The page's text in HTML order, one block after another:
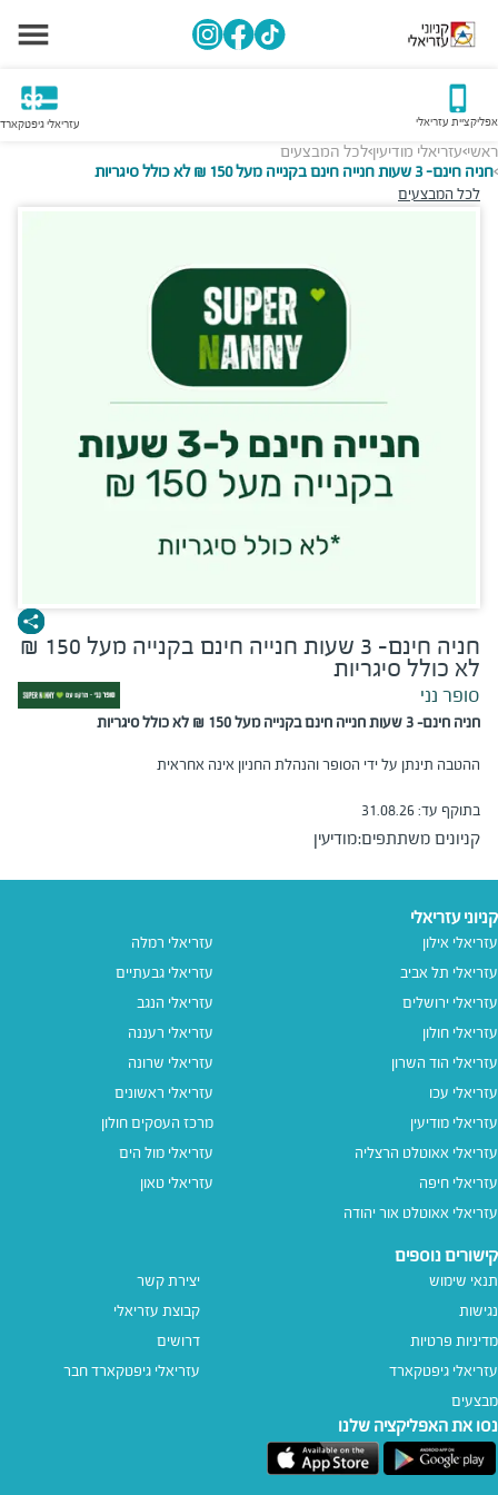
אפליקציית עזריאלי עזריאלי גיפטקארד
ראשי>עזריאלי מודיעין>לכל המבצעים
>חניה חינם- 3 שעות חנייה חינם בקנייה מעל 150 ₪ לא כולל סיגריות
לכל המבצעים
חניה חינם- 3 שעות חנייה חינם בקנייה מעל 150 ₪
לא כולל סיגריות
סופר נני
חניה חינם- 3 שעות חנייה חינם בקנייה מעל 150 ₪ לא כולל סיגריות
ההטבה תינתן על ידי הסופר והנהלת החניון אינה אחראית
בתוקף עד:31.08.26
קניונים משתתפים:מודיעין
קניוני עזריאלי
עזריאלי אילון
עזריאלי תל אביב
עזריאלי ירושלים
עזריאלי חולון
עזריאלי הוד השרון
עזריאלי עכו
עזריאלי מודיעין
עזריאלי אאוטלט הרצליה
עזריאלי חיפה
עזריאלי אאוטלט אור יהודה
עזריאלי רמלה
עזריאלי גבעתיים
עזריאלי הנגב
עזריאלי רעננה
עזריאלי שרונה
עזריאלי ראשונים
מרכז העסקים חולון
עזריאלי מול הים
עזריאלי טאון
קישורים נוספים
תנאי שימוש
נגישות
מדיניות פרטיות
עזריאלי גיפטקארד
מבצעים
יצירת קשר
קבוצת עזריאלי
דרושים
עזריאלי גיפטקארד חבר‎
נסו את האפליקציה שלנו